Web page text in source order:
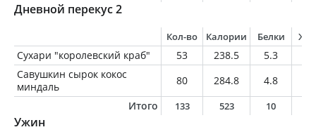
Дневной перекус 2
Кол-во Калории Белки
Сухари "королевский краб" 53 238.5 5.3
Савушкин сырок кокос
миндаль
80 284.8 4.8
Итого
133 523 10
Ужин